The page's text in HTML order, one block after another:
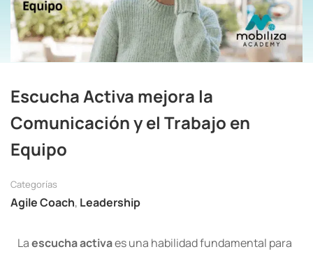
Escucha Activa mejora la
Comunicación y el Trabajo en
Equipo
Categorías
Agile Coach, Leadership
Laescucha activaes una habilidad fundamental para